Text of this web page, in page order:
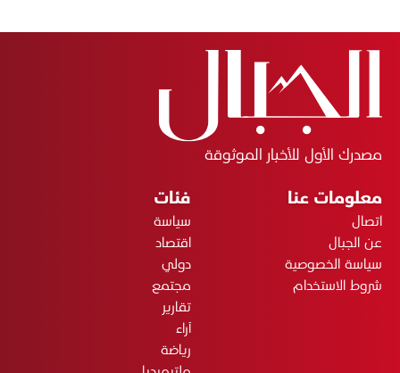
مصدرك الأول للأخبار الموثوقة
معلومات عنا
اتصال
عن الجبال
سياسة الخصوصية
شروط الاستخدام
فئات
سياسة
اقتصاد
دولي
مجتمع
تقارير
آراء
رياضة